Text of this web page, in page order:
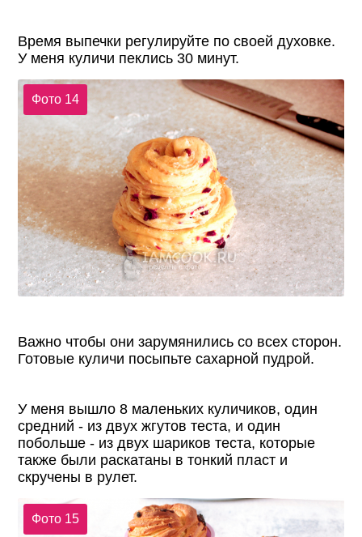
Время выпечки регулируйте по своей духовке.
У меня куличи пеклись 30 минут.
Фото 14
Важно чтобы они зарумянились со всех сторон.
Готовые куличи посыпьте сахарной пудрой.
У меня вышло 8 маленьких куличиков, один
средний - из двух жгутов теста, и один
побольше - из двух шариков теста, которые
также были раскатаны в тонкий пласт и
скручены в рулет.
Фото 15